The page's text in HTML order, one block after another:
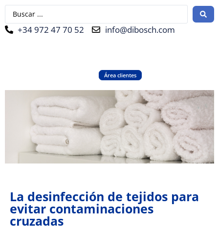
+34 972 47 70 52
info@dibosch.com
Área clientes
La desinfección de tejidos para
evitar contaminaciones
cruzadas